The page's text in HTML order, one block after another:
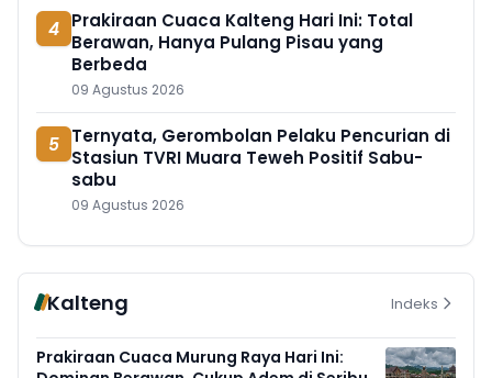
4 Prakiraan Cuaca Kalteng Hari Ini: Total
Berawan, Hanya Pulang Pisau yang
Berbeda
09 Agustus 2026
5 Ternyata, Gerombolan Pelaku Pencurian di
Stasiun TVRI Muara Teweh Positif Sabu-
sabu
09 Agustus 2026
Kalteng Indeks
Prakiraan Cuaca Murung Raya Hari Ini: